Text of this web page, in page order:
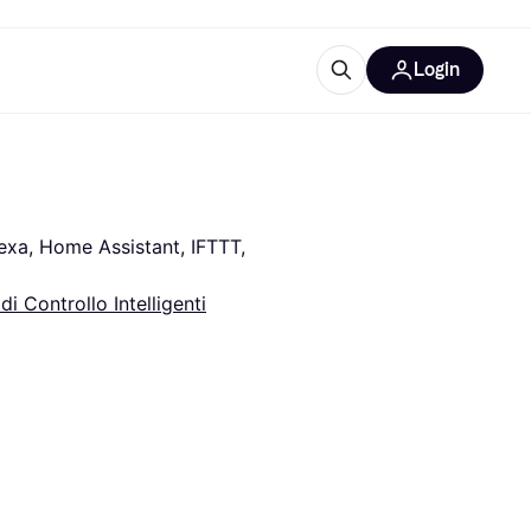
Login
Home Assistant, IFTTT,
Controllo Intelligenti